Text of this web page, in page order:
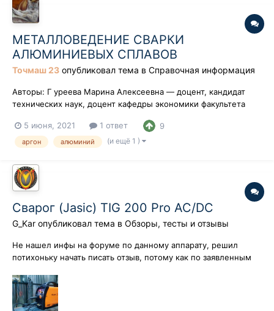
МЕТАЛЛОВЕДЕНИЕ СВАРКИ
АЛЮМИНИЕВЫХ СПЛАВОВ
Точмаш 23 опубликовал тема в Справочная информация
Авторы: Г уреева Марина Алексеевна — доцент, кандидат
технических наук, доцент кафедры экономики факультета
Виктор Васильевич — доктор технических наук, профессор
Московского политехнического университета; Рязанцев
5 июня, 2021 1 ответ 9
аргон алюминий (и ещё 1 )
Сварог (Jasic) TIG 200 Pro AC/DC
G_Kar опубликовал тема в Обзоры, тесты и отзывы
Не нашел инфы на форуме по данному аппарату, решил
потихоньку начать писать отзыв, потому как по заявленным
он мне в 56 тысяч рублей в наличии в Томске у
официального диллера Сварог. В комплекте добротная 4м
горелка 26-я, т.е. 180А на ПВ 35%....